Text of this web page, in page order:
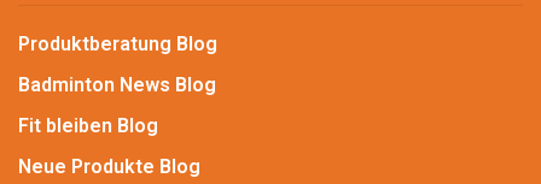
Produktberatung Blog
Badminton News Blog
Fit bleiben Blog
Neue Produkte Blog